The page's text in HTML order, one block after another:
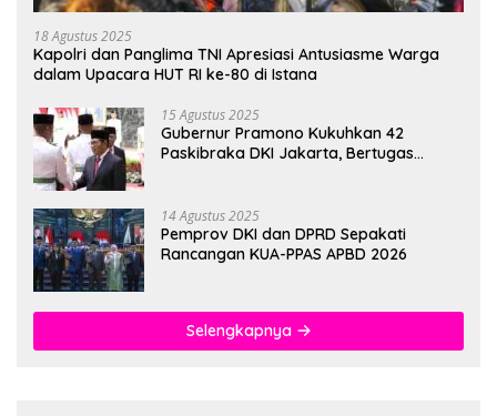
18 Agustus 2025
Kapolri dan Panglima TNI Apresiasi Antusiasme Warga
dalam Upacara HUT RI ke-80 di Istana
15 Agustus 2025
Gubernur Pramono Kukuhkan 42
Paskibraka DKI Jakarta, Bertugas
14 Agustus 2025
Pemprov DKI dan DPRD Sepakati
Rancangan KUA-PPAS APBD 2026
Selengkapnya